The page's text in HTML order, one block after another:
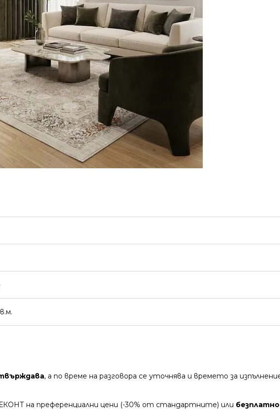
, а по време на разговора се уточнява и времето за
на преференциални цени (-30% от стандартните) или